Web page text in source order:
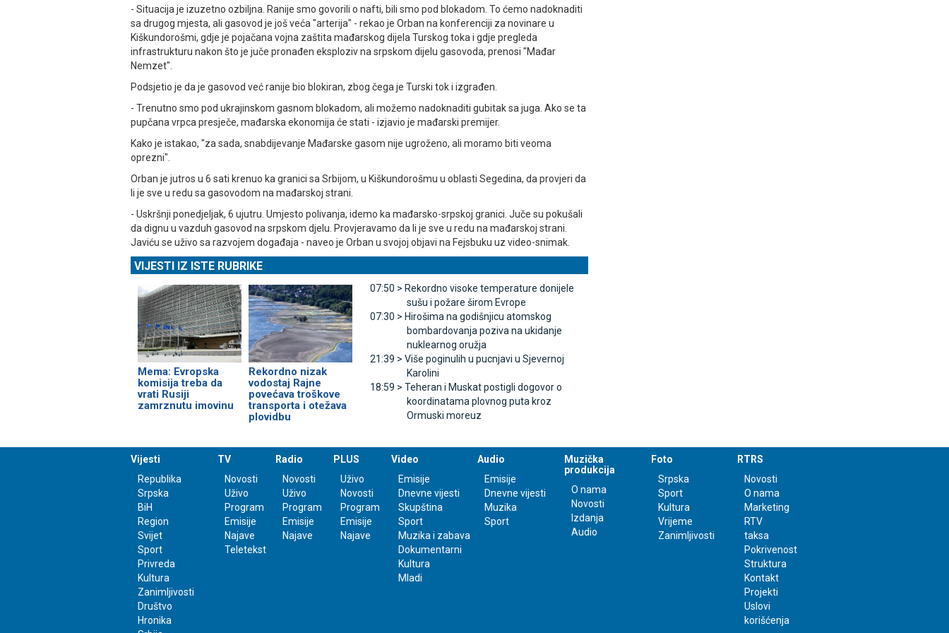
- Situacija je izuzetno ozbiljna. Ranije smo govorili o nafti, bili smo pod blokadom. To ćemo nadoknaditi
sa drugog mjesta, ali gasovod je još veća "arterija" - rekao je Orban na konferenciji za novinare u
Kiškundorošmi, gdje je pojačana vojna zaštita mađarskog dijela Turskog toka i gdje pregleda
infrastrukturu nakon što je juče pronađen eksploziv na srpskom dijelu gasovoda, prenosi "Mađar
Nemzet".
Podsjetio je da je gasovod već ranije bio blokiran, zbog čega je Turski tok i izgrađen.
- Trenutno smo pod ukrajinskom gasnom blokadom, ali možemo nadoknaditi gubitak sa juga. Ako se ta
pupčana vrpca presječe, mađarska ekonomija će stati - izjavio je mađarski premijer.
Kako je istakao, "za sada, snabdijevanje Mađarske gasom nije ugroženo, ali moramo biti veoma
oprezni".
Orban je jutros u 6 sati krenuo ka granici sa Srbijom, u Kiškundorošmu u oblasti Segedina, da provjeri da
li je sve u redu sa gasovodom na mađarskoj strani.
- Uskršnji ponedjeljak, 6 ujutru. Umjesto polivanja, idemo ka mađarsko-srpskoj granici. Јuče su pokušali
da dignu u vazduh gasovod na srpskom djelu. Provjeravamo da li je sve u redu na mađarskoj strani.
Јaviću se uživo sa razvojem događaja - naveo je Orban u svojoj objavi na Fejsbuku uz video-snimak.
VIJESTI IZ ISTE RUBRIKE
Mema: Evropska
komisija treba da
vrati Rusiji
zamrznutu imovinu
Rekordno nizak
vodostaj Rajne
povećava troškove
transporta i otežava
plovidbu
07:50 > Rekordno visoke temperature donijele
sušu i požare širom Evrope
07:30 > Hirošima na godišnjicu atomskog
bombardovanja poziva na ukidanje
nuklearnog oružja
21:39 > Više poginulih u pucnjavi u Sjevernoj
Karolini
18:59 > Teheran i Muskat postigli dogovor o
koordinatama plovnog puta kroz
Ormuski moreuz
Vijesti
Republika
Srpska
BiH
Region
Svijet
Sport
Privreda
Kultura
Zanimljivosti
Društvo
Hronika
TV
Novosti
Uživo
Program
Emisije
Najave
Teletekst
Radio
Novosti
Uživo
Program
Emisije
Najave
PLUS
Uživo
Novosti
Program
Emisije
Najave
Video
Emisije
Dnevne vijesti
Skupština
Sport
Muzika i zabava
Dokumentarni
Kultura
Mladi
Audio
Emisije
Dnevne vijesti
Muzika
Sport
Muzička
produkcija
O nama
Novosti
Izdanja
Audio
Foto
Srpska
Sport
Kultura
Vrijeme
Zanimljivosti
RTRS
Novosti
O nama
Marketing
RTV
taksa
Pokrivenost
Struktura
Kontakt
Projekti
Uslovi
korišćenja